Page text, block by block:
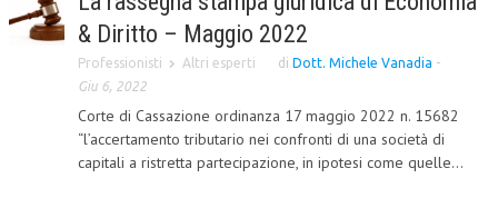
PENALE
ARCHIVIO EVENTI (FINO AL 2022)
& Diritto – Maggio 2022
Professionisti Altri esperti di Dott. Michele Vanadia -
Giu 6, 2022
Corte di Cassazione ordinanza 17 maggio 2022 n. 15682
“l’accertamento tributario nei confronti di una società di
capitali a ristretta partecipazione, in ipotesi come quelle...